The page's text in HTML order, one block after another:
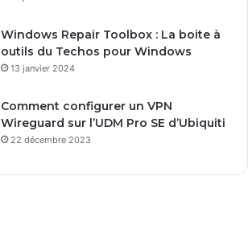
Windows Repair Toolbox : La boite à
outils du Techos pour Windows
13 janvier 2024
Comment configurer un VPN
Wireguard sur l’UDM Pro SE d’Ubiquiti
22 décembre 2023